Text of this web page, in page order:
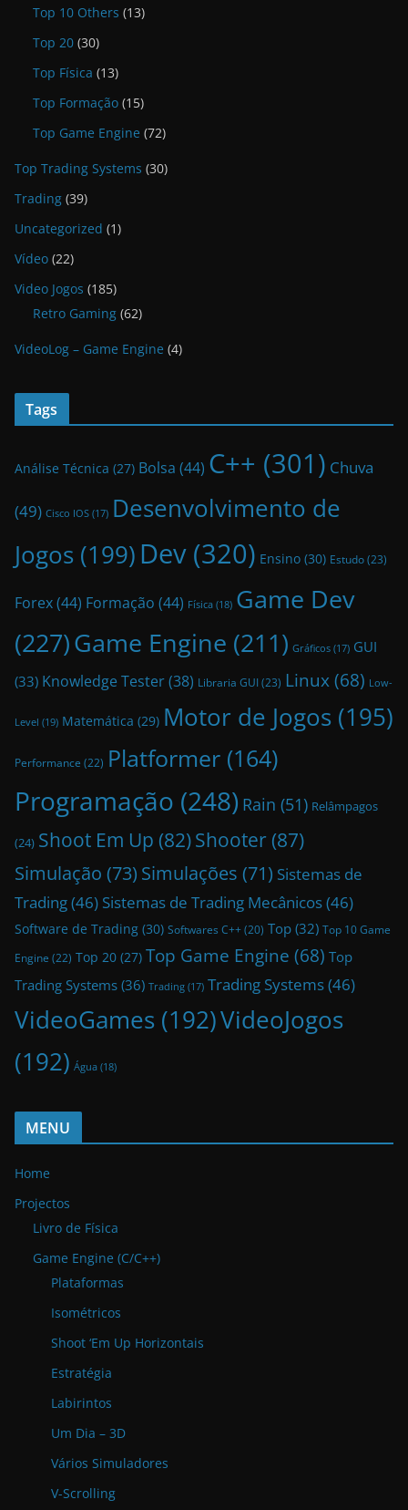
Top 10 Others (13)
Top 20 (30)
Top Física (13)
Top Formação (15)
Top Game Engine (72)
Top Trading Systems (30)
Trading (39)
Uncategorized (1)
Vídeo (22)
Video Jogos (185)
Retro Gaming (62)
VideoLog – Game Engine (4)
Tags
Análise Técnica (27) Bolsa (44) C++ (301) Chuva
(49) Cisco IOS (17) Desenvolvimento de
Jogos (199)Dev(320) Ensino (30) Estudo(23)
Forex(44) Formação (44) Física (18) Game Dev
(227)Game Engine (211) Gráficos (17) GUI
(33) Knowledge Tester(38) Libraria GUI(23) Linux(68) Low-
Level (19) Matemática (29) Motor de Jogos (195)
Performance (22) Platformer (164)
Programação (248) Rain (51) Relâmpagos
(24) Shoot Em Up (82)Shooter (87)
Simulação (73) Simulações (71) Sistemas de
Trading(46) Sistemas de Trading Mecânicos(46)
Software de Trading (30) Softwares C++ (20) Top (32) Top 10 Game
Engine (22) Top 20 (27) Top Game Engine (68) Top
Trading Systems (36) Trading (17) Trading Systems(46)
VideoGames (192)VideoJogos
(192) Água (18)
MENU
Home
Projectos
Livro de Física
Game Engine (C/C++)
Plataformas
Isométricos
Shoot ‘Em Up Horizontais
Estratégia
Labirintos
Um Dia – 3D
Vários Simuladores
V-Scrolling